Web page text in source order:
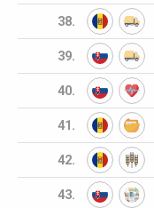
38.
39.
40.
41.
42.
43.